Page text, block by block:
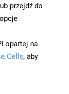
przejdź do
opartej na
, aby